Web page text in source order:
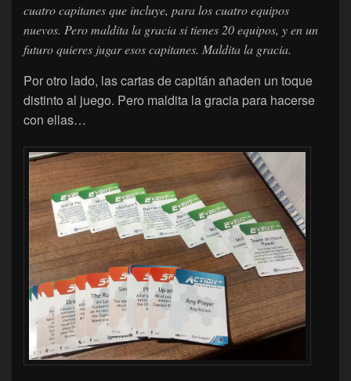
cuatro capitanes que incluye, para los cuatro equipos
nuevos. Pero maldita la gracia si tienes 20 equipos, y en un
futuro quieres jugar esos capitanes. Maldita la gracia.
Por otro lado, las cartas de capitán añaden un toque
distinto al juego. Pero maldita la gracia para hacerse
con ellas…